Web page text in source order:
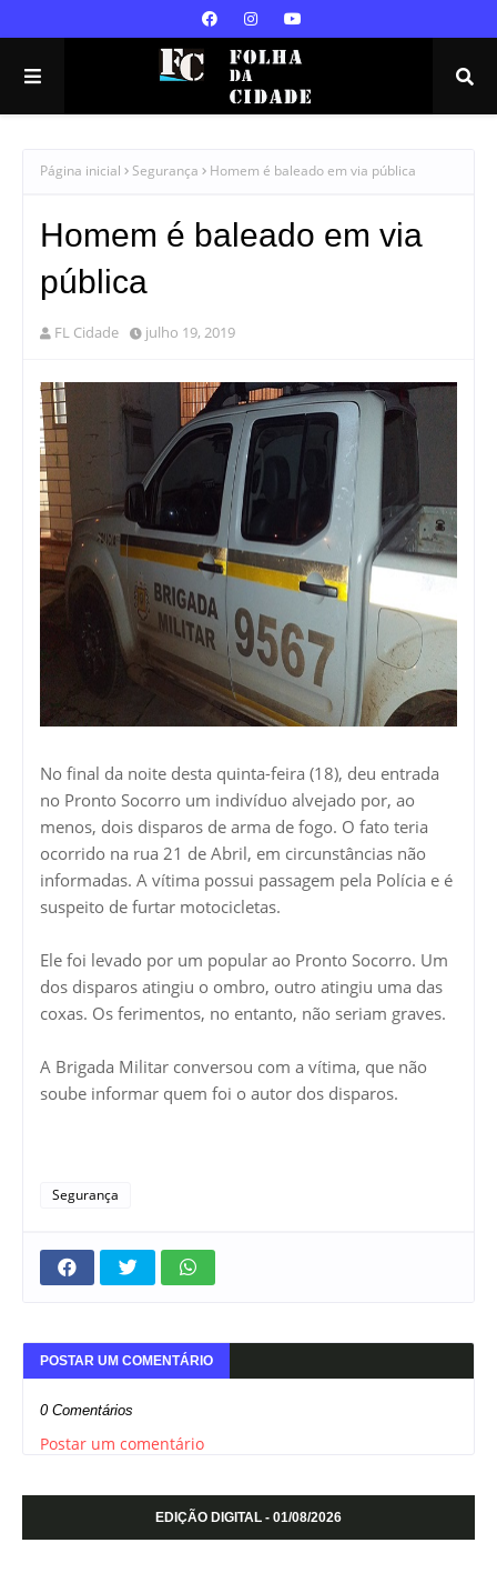
Página inicial Segurança Homem é baleado em via pública
Homem é baleado em via
pública
FL Cidade julho 19, 2019
No final da noite desta quinta-feira (18), deu entrada
no Pronto Socorro um indivíduo alvejado por, ao
menos, dois disparos de arma de fogo. O fato teria
ocorrido na rua 21 de Abril, em circunstâncias não
informadas. A vítima possui passagem pela Polícia e é
suspeito de furtar motocicletas.
Ele foi levado por um popular ao Pronto Socorro. Um
dos disparos atingiu o ombro, outro atingiu uma das
coxas. Os ferimentos, no entanto, não seriam graves.
A Brigada Militar conversou com a vítima, que não
soube informar quem foi o autor dos disparos.
Segurança
POSTAR UM COMENTÁRIO
0 Comentários
Postar um comentário
EDIÇÃO DIGITAL - 01/08/2026